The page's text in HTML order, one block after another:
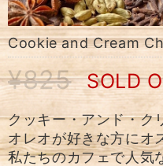
Cookie and Cream
¥825 SOLD
クッキー・アンド・ク
オレオが好きな方にオ
私たちのカフェで人気